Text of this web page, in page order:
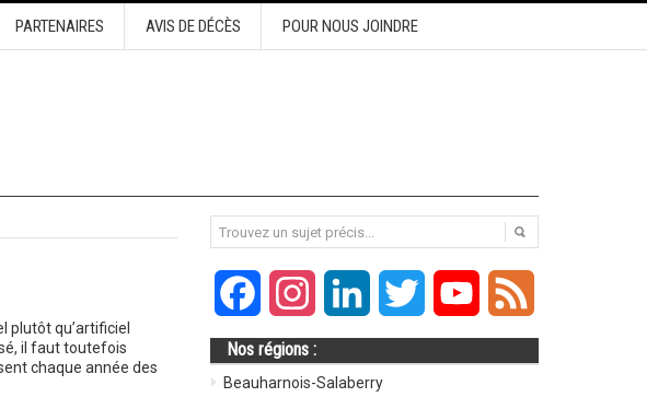
PARTENAIRES AVIS DE DÉCÈS POUR NOUS JOINDRE
plutôt qu’artificiel
il faut toutefois
chaque année des
FacebookInstagramLinkedIn Twitter YouTube
Nos régions :
Beauharnois-Salaberry